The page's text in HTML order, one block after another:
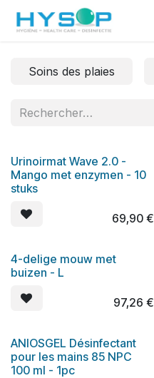
Se rendre au contenu
Soins des plaies
Urinoirmat Wave 2.0 -
Mango met enzymen - 10
stuks
69,90€
4-delige mouw met
buizen - L
97,26 €
ANIOSGEL Désinfectant
pour les mains 85 NPC
100 ml - 1pc